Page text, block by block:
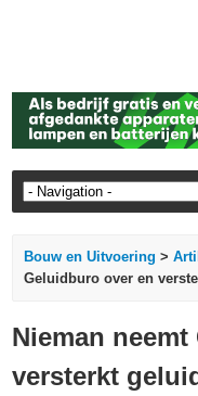
Bouw en Uitvoering >
Geluidburo over en
Nieman
versterkt